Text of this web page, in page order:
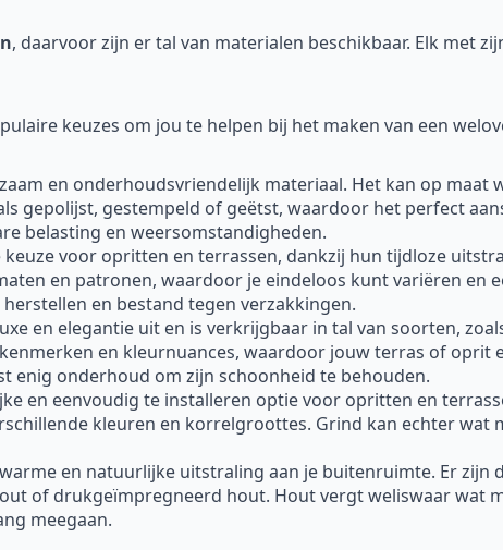
, daarvoor zijn er tal van materialen beschikbaar. Elk met
keuzes om jou te helpen bij het maken van een
en onderhoudsvriendelijk materiaal. Het kan op maat
gepolijst, gestempeld of geëtst, waardoor het perfect
belasting en weersomstandigheden.
keuze voor opritten en terrassen, dankzij hun tijdloze
en patronen, waardoor je eindeloos kunt variëren en
en bestand tegen verzakkingen.
en elegantie uit en is verkrijgbaar in tal van soorten,
en kleurnuances, waardoor jouw terras of
enig onderhoud om zijn schoonheid te behouden.
en eenvoudig te installeren optie voor opritten en
kleuren en korrelgroottes. Grind kan echter wat
en natuurlijke uitstraling aan je buitenruimte. Er zijn
of drukgeïmpregneerd hout. Hout vergt weliswaar wat
meegaan.